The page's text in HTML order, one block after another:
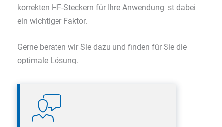
korrekten HF-Steckern für Ihre Anwendung ist dabei
ein wichtiger Faktor.
Gerne beraten wir Sie dazu und finden für Sie die
optimale Lösung.